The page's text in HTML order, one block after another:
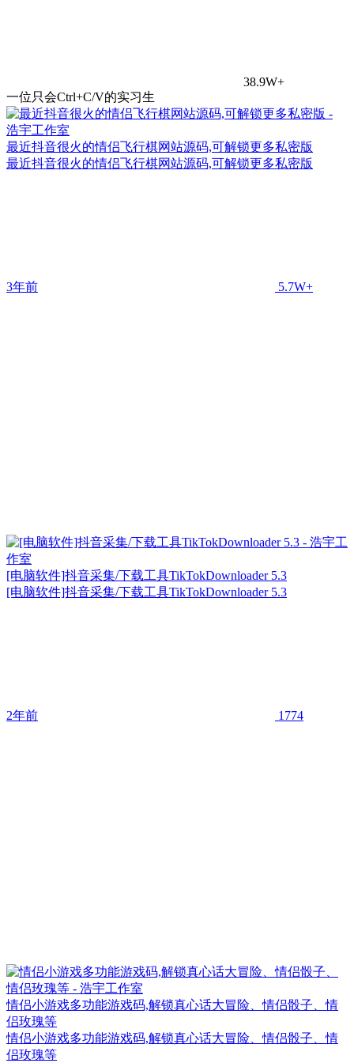
38.9W+
一位只会Ctrl+C/V的实习生
最近抖音很火的情侣飞行棋网站源码,可解锁更多私密版
最近抖音很火的情侣飞行棋网站源码,可解锁更多私密版
3年前 5.7W+
[电脑软件]抖音采集/下载工具TikTokDownloader 5.3
[电脑软件]抖音采集/下载工具TikTokDownloader 5.3
2年前 1774
情侣小游戏多功能游戏码,解锁真心话大冒险、情侣骰子、情
侣玫瑰等
情侣小游戏多功能游戏码,解锁真心话大冒险、情侣骰子、情
侣玫瑰等